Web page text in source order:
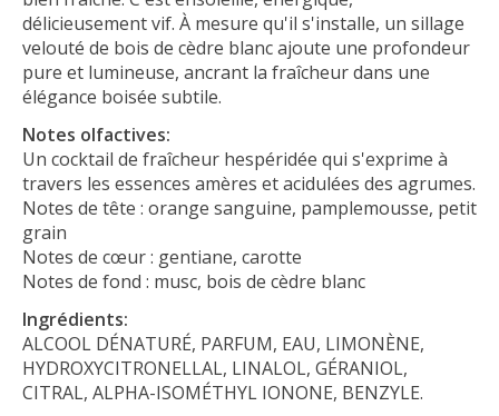
délicieusement vif. À mesure qu'il s'installe, un sillage
velouté de bois de cèdre blanc ajoute une profondeur
pure et lumineuse, ancrant la fraîcheur dans une
élégance boisée subtile.
Notes olfactives:
Un cocktail de fraîcheur hespéridée qui s'exprime à
travers les essences amères et acidulées des agrumes.
Notes de tête : orange sanguine, pamplemousse, petit
grain
Notes de cœur : gentiane, carotte
Notes de fond : musc, bois de cèdre blanc
Ingrédients:
ALCOOL DÉNATURÉ, PARFUM, EAU, LIMONÈNE,
HYDROXYCITRONELLAL, LINALOL, GÉRANIOL,
CITRAL, ALPHA-ISOMÉTHYL IONONE, BENZYLE.